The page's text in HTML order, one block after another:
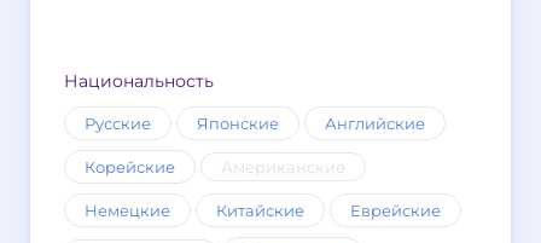
Национальность
Русские Японские Английские
Корейские Американские
Немецкие Китайские Еврейские